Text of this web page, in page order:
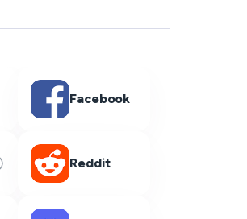
Facebook
Reddit